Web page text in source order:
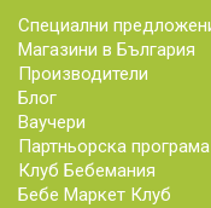
Специални
Магазини в България
Производители
Блог
Ваучери
Партньорска програма
Клуб Бебемания
Бебе Маркет Клуб